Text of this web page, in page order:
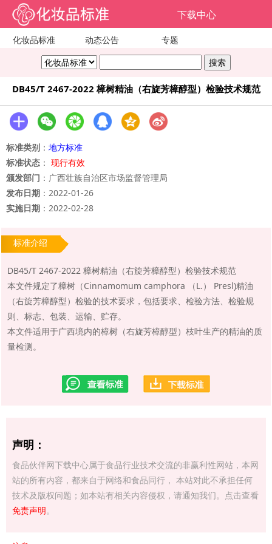
下载中心
化妆品标准 动态公告 专题
DB45/T 2467-2022 樟树精油（右旋芳樟醇型）检验技术规范
标准类别 ： 地方标准
标准状态 ： 现行有效
颁发部门 ：广西壮族自治区市场监督管理局
发布日期 ：2022-01-26
实施日期 ：2022-02-28
标准介绍
DB45/T 2467-2022 樟树精油（右旋芳樟醇型）检验技术规范
本文件规定了樟树（Cinnamomum camphora （L.） Presl)精油
（右旋芳樟醇型）检验的技术要求，包括要求、检验方法、检验规
则、标志、包装、运输、贮存。
本文件适用于广西境内的樟树（右旋芳樟醇型）枝叶生产的精油的质
量检测。
声明：
食品伙伴网下载中心属于食品行业技术交流的非赢利性网站，本网
站的所有内容，都来自于网络和食品同行， 本站对此不承担任何
技术及版权问题；如本站有相关内容侵权，请通知我们。点击查看
免责声明。